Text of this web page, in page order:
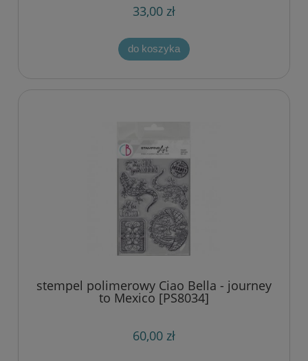
33,00 zł
do koszyka
stempel polimerowy Ciao Bella - journey
to Mexico [PS8034]
60,00 zł